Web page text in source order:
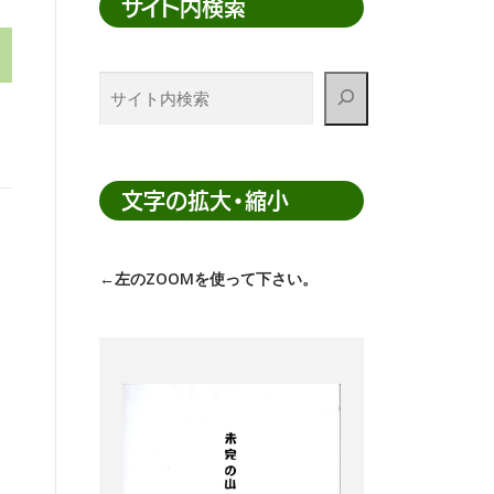
サイト内検索
検
索
文字の拡大・縮小
←左のZOOMを使って下さい。